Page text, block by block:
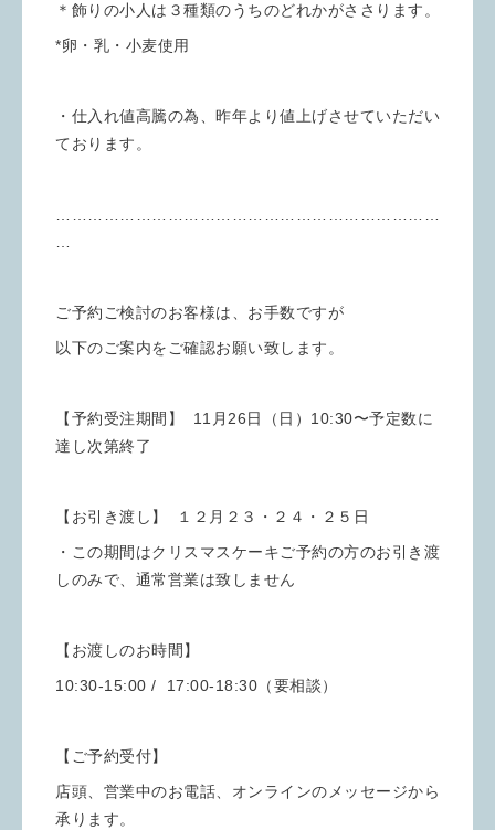
＊飾りの小人は３種類のうちのどれかがささります。
*卵・乳・小麦使用
・仕入れ値高騰の為、昨年より値上げさせていただい
ております。
ご予約ご検討のお客様は、お手数ですが
以下のご案内をご確認お願い致します。
【予約受注期間】 11月26日（日）10:30〜予定数に
達し次第終了
【お引き渡し】 １２月２３・２４・２５日
・この期間はクリスマスケーキご予約の方のお引き渡
しのみで、通常営業は致しません
【お渡しのお時間】
10:30-15:00 / 17:00-18:30（要相談）
【ご予約受付】
店頭、営業中のお電話、オンラインのメッセージから
承ります。